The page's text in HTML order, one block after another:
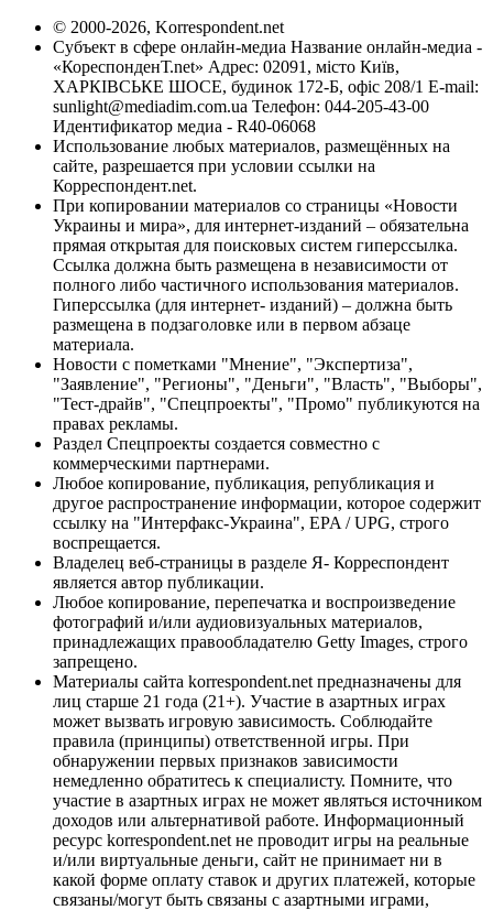
© 2000-2026, Korrespondent.net
Субъект в сфере онлайн-медиа Название онлайн-медиа -
«КореспонденТ.net» Адрес: 02091, місто Київ,
ХАРКІВСЬКЕ ШОСЕ, будинок 172-Б, офіс 208/1 E-mail:
sunlight@mediadim.com.ua Телефон: 044-205-43-00
Идентификатор медиа - R40-06068
Использование любых материалов, размещённых на
сайте, разрешается при условии ссылки на
Корреспондент.net.
При копировании материалов со страницы «Новости
Украины и мира», для интернет-изданий – обязательна
прямая открытая для поисковых систем гиперссылка.
Ссылка должна быть размещена в независимости от
полного либо частичного использования материалов.
Гиперссылка (для интернет- изданий) – должна быть
размещена в подзаголовке или в первом абзаце
материала.
Новости с пометками "Мнение", "Экспертиза",
"Заявление", "Регионы", "Деньги", "Власть", "Выборы",
"Тест-драйв", "Спецпроекты", "Промо" публикуются на
правах рекламы.
Раздел Спецпроекты создается совместно с
коммерческими партнерами.
Любое копирование, публикация, републикация и
другое распространение информации, которое содержит
ссылку на "Интерфакс-Украина", EPA / UPG, строго
воспрещается.
Владелец веб-страницы в разделе Я- Корреспондент
является автор публикации.
Любое копирование, перепечатка и воспроизведение
фотографий и/или аудиовизуальных материалов,
принадлежащих правообладателю Getty Images, строго
запрещено.
Материалы сайта korrespondent.net предназначены для
лиц старше 21 года (21+). Участие в азартных играх
может вызвать игровую зависимость. Соблюдайте
правила (принципы) ответственной игры. При
обнаружении первых признаков зависимости
немедленно обратитесь к специалисту. Помните, что
участие в азартных играх не может являться источником
доходов или альтернативой работе. Информационный
ресурс korrespondent.net не проводит игры на реальные
и/или виртуальные деньги, сайт не принимает ни в
какой форме оплату ставок и других платежей, которые
связаны/могут быть связаны с азартными играми,